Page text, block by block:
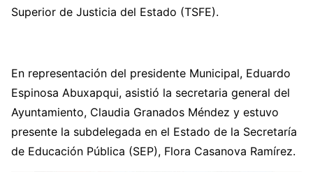
Superior de Justicia del Estado (TSFE).
En representación del presidente Municipal, Eduardo
Espinosa Abuxapqui, asistió la secretaria general del
Ayuntamiento, Claudia Granados Méndez y estuvo
presente la subdelegada en el Estado de la Secretaría
de Educación Pública (SEP), Flora Casanova Ramírez.